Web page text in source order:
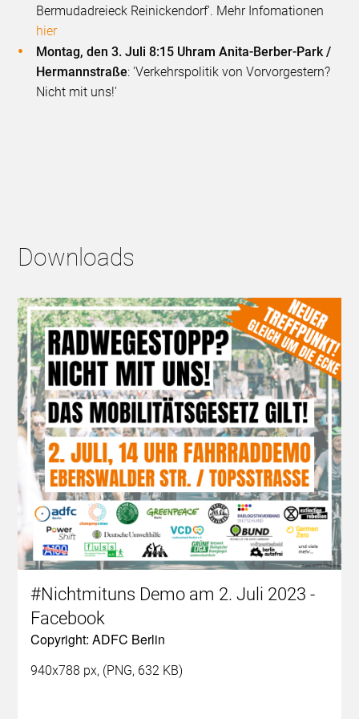
Bermudadreieck Reinickendorf'. Mehr Infomationen
hier
Montag, den 3. Juli 8:15 Uhram Anita-Berber-Park /
Hermannstraße: 'Verkehrspolitik von Vorvorgestern?
Nicht mit uns!'
Downloads
#Nichtmituns Demo am 2. Juli 2023 -
Facebook
Copyright: ADFC Berlin
940x788 px, (PNG, 632 KB)